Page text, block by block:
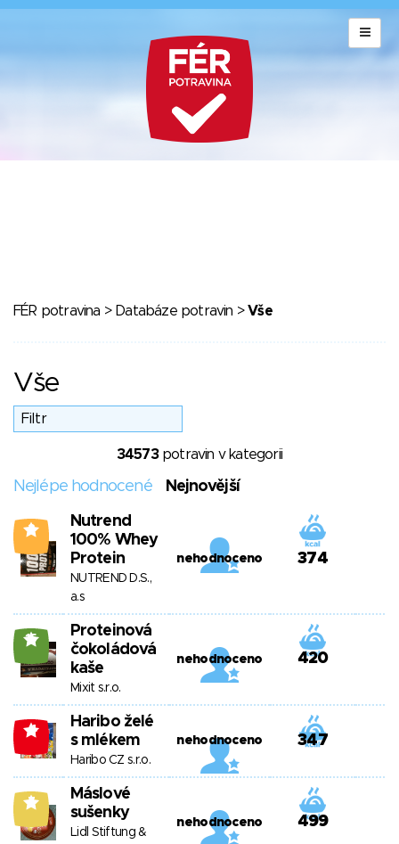
FÉR potravina > Databáze potravin >Vše
Vše
34573potravin v kategorii
Nejlépe hodnocené Nejnovější
3
Nutrend
100% Whey
Protein
NUTREND D.S.,
a.s
nehodnoceno 374
15
Proteinová
čokoládová
kaše
Mixit s.r.o.
nehodnoceno 420
-4
Haribo želé
s mlékem
Haribo CZ s.r.o.
nehodnoceno 347
7
Máslové
sušenky
Lidl Stiftung &
nehodnoceno 499